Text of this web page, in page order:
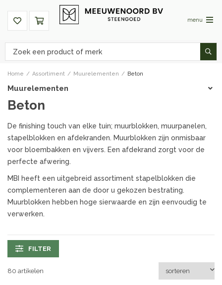
menu
Home / Assortiment / Muurelementen / Beton
Muurelementen
Beton
De finishing touch van elke tuin; muurblokken, muurpanelen,
stapelblokken en afdekranden. Muurblokken zijn onmisbaar
voor bloembakken en vijvers. Een afdekrand zorgt voor de
perfecte afwering.
MBI heeft een uitgebreid assortiment stapelblokken die
complementeren aan de door u gekozen bestrating.
Muurblokken hebben hoge sierwaarde en zijn eenvoudig te
verwerken.
FILTER
80 artikelen